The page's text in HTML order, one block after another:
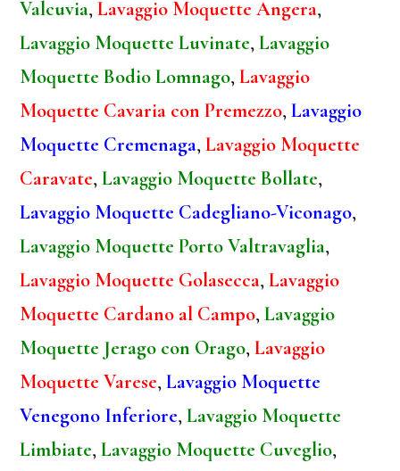
Valcuvia,Lavaggio Moquette Angera,
Lavaggio Moquette Luvinate,Lavaggio
Moquette Bodio Lomnago,Lavaggio
Moquette Cavaria con Premezzo,Lavaggio
Moquette Cremenaga,Lavaggio Moquette
Caravate,Lavaggio Moquette Bollate,
Lavaggio Moquette Cadegliano-Viconago,
Lavaggio Moquette Porto Valtravaglia,
Lavaggio Moquette Golasecca,Lavaggio
Moquette Cardano al Campo,Lavaggio
Moquette Jerago con Orago,Lavaggio
Moquette Varese,Lavaggio Moquette
Venegono Inferiore,Lavaggio Moquette
Limbiate,Lavaggio Moquette Cuveglio,